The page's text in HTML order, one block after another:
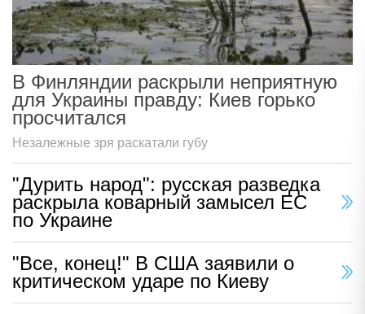
В Финляндии раскрыли неприятную
для Украины правду: Киев горько
просчитался
Незалежные зря раскатали губу
"Дурить народ": русская разведка
раскрыла коварный замысел ЕС
по Украине
"Все, конец!" В США заявили о
критическом ударе по Киеву